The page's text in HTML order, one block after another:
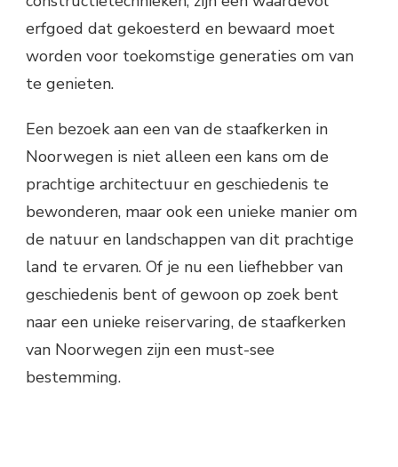
erfgoed dat gekoesterd en bewaard moet
worden voor toekomstige generaties om van
te genieten.
Een bezoek aan een van de staafkerken in
Noorwegen is niet alleen een kans om de
prachtige architectuur en geschiedenis te
bewonderen, maar ook een unieke manier om
de natuur en landschappen van dit prachtige
land te ervaren. Of je nu een liefhebber van
geschiedenis bent of gewoon op zoek bent
naar een unieke reiservaring, de staafkerken
van Noorwegen zijn een must-see
bestemming.